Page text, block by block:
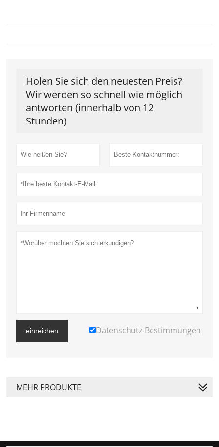
Holen Sie sich den neuesten Preis?
Wir werden so schnell wie möglich
antworten (innerhalb von 12
Stunden)
einreichen Datenschutz-Bestimmungen
MEHR PRODUKTE